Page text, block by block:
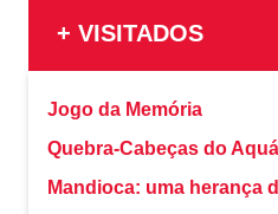
+ VISITADOS
Jogo da Memória
Quebra-Cabeças do
Mandioca: uma herança